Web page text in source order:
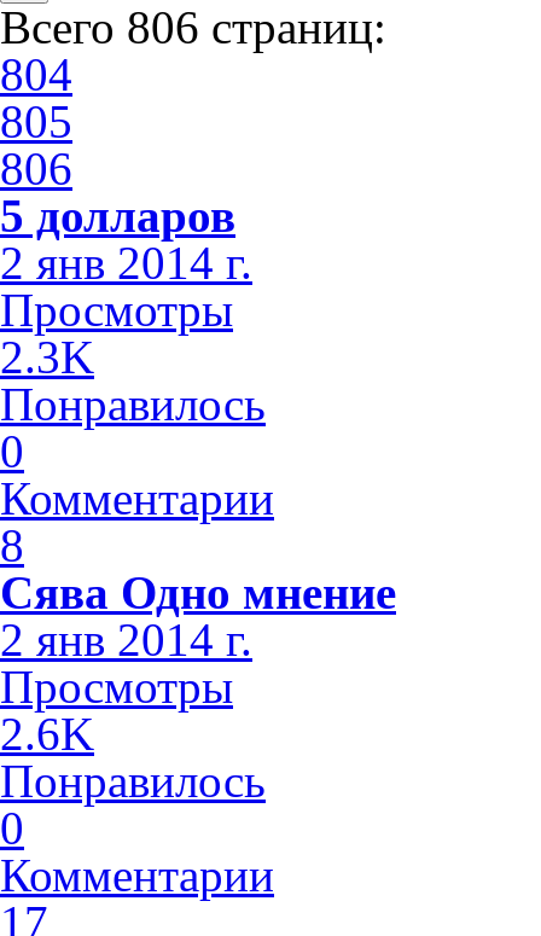
Всего 806 страниц:
804
805
806
5 долларов
2 янв 2014 г.
Просмотры
2.3K
Понравилось
0
Комментарии
8
Сява Одно мнение
2 янв 2014 г.
Просмотры
2.6K
Понравилось
0
Комментарии
17